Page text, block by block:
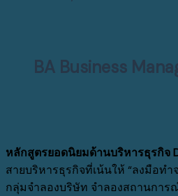
BA Business
หลักสูตรยอดนิยมด้านบริหารธุรกิจ
สายบริหารธุรกิจที่เน้นให้ “ลงมือทำ
กลุ่มจำลองบริษัท จำลองสถานการ